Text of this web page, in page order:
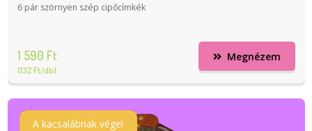
6 pár szörnyen szép cipőcímkék
1 590 Ft
(132 Ft/db)
Megnézem
A kacsalábnak vége!